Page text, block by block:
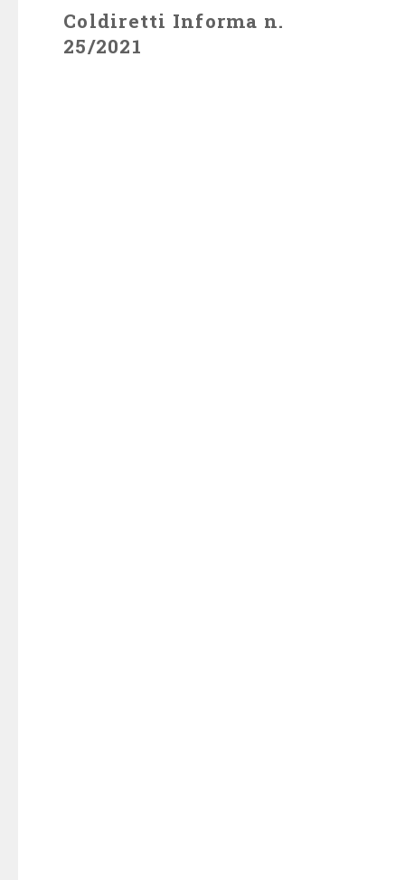
Coldiretti Informa n.
25/2021